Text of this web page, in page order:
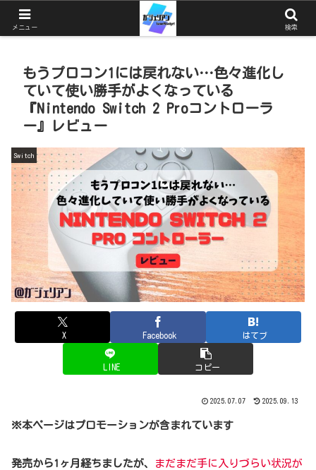
ガジェットとゲームと猫を中心としたブログ
もうプロコン1には戻れない…色々進化し
ていて使い勝手がよくなっている
『Nintendo Switch 2 Proコントローラ
ー』レビュー
Switch
X Facebook はてブ
LINE コピー
2025.07.07 2025.09.13
※本ページはプロモーションが含まれています
発売から1ヶ月経ちましたが、 まだまだ手に入りづらい状況が
メニュー 検索